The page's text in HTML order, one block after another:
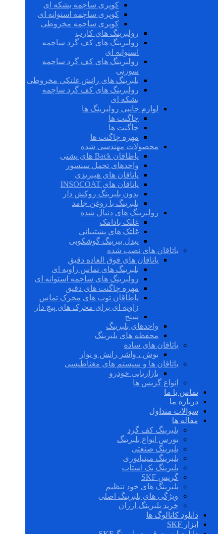
کوپری ساچمه بشکه ای
کوپری ساچمه استوانه ای
کوپری ساچمه مخروطی
رولبرینگ های کارب
رولبرینگ های کف گرد ساچمه
استوانه ای
رولبرینگ های کف گرد ساچمه
سوزنی
بلبرینگ های رانش غلتکی مخروطی
رولبرینگ های کف گرد ساچمه
بشکه ای
لوازم جانبی رولبرینگ ها
چاگنت ها
چاگنت ها
مهره چاگنت ها
محصولات مهندسی شده
یاطاقان Back های پشتی
واحدهای تحمل سنسور
یاتاقان های هیبریدی
یاتاقان های INSOCOAT
بدون بلبرینگ روکش دار
بلبرینگ با روغن جامد
رولبرینگ های دنبال شده
غلتک بادامک
غلتک های پشتیبانی
نیدل بیرینگ گوشکوبی
یاتاقان های نصب شده
یاتاقان های فوق العاده دقیق
بلبرینگ های تماس زاویه ای
رولبرینگ های ساچمه استوانه ای
مهره چاگنت های دقیق
یاطاقان توپ های محرک تماس
زاویه ای برای محرک های پیچ دار
سنج
واحدهای بلبرینگ
محفظه های بلبرینگ
یاتاقان های ساده
بوش ، واشر رانش و نوار
یاتاقان ها و سیستم های مغناطیسی
بازاریابی خودرو
انواع گریس ها
تماس با ما
درباره ما
سوالات متداول
مقاله ها
بلبرینگ کف گرد
بورس انواع بلبرینگ
بلبرینگ صنعتی
بلبرینگ مینیاتوری
بلبرینگ بک استاپ
گریس SKF
بلبرینگ های خود تنظیم
ویژگی های بلبرینگ اصلی
خرید بلبرینگ ارزان
دانلود کاتالوگ ها
ابزار SKF